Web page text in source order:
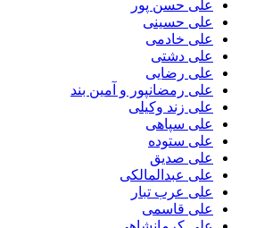
علی حسن پور
علی حسینی
علی خادمی
علی دشتی
علی رضایی
علی رمضانپور و آمین بند
علی زند وکیلی
علی سپاهی
علی ستوده
علی صدیق
علی عبدالمالکی
علی عرب تبار
علی قاسمی